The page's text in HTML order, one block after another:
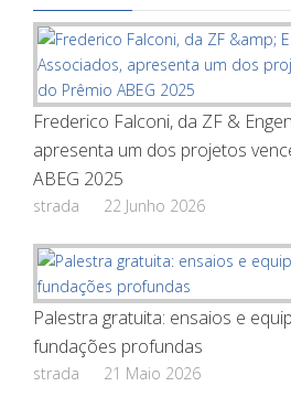
Frederico Falconi, da ZF &
apresenta um dos projetos
ABEG 2025
strada 22 Junho 2026
Palestra gratuita: ensaios e
fundações profundas
strada 21 Maio 2026